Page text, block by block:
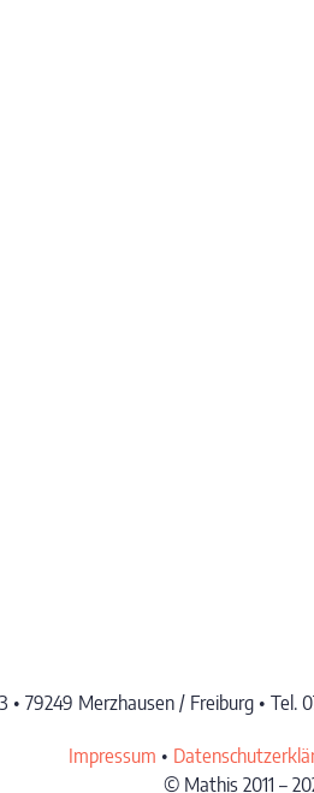
• 79249 Merzhausen / Freiburg • Tel.
Impressum •
© Mathis 2011 –